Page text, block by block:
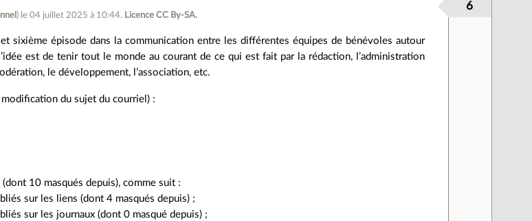
) le 04 juillet 2025 à 10:44. Licence CC By‑SA.
6
sixième épisode dans la communication entre les différentes équipes de bénévoles autour
est de tenir tout le monde au courant de ce qui est fait par la rédaction, l’administration
le développement, l’association, etc.
du sujet du courriel) :
10 masqués depuis), comme suit :
sur les liens (dont 4 masqués depuis) ;
sur les journaux (dont 0 masqué depuis) ;